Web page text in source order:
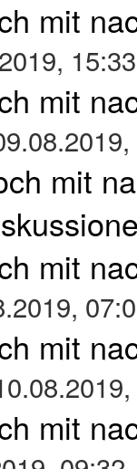
mit
15:33
mit
mit
mit
mit
mit